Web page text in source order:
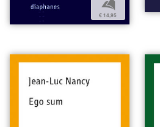
b
€ 14,95